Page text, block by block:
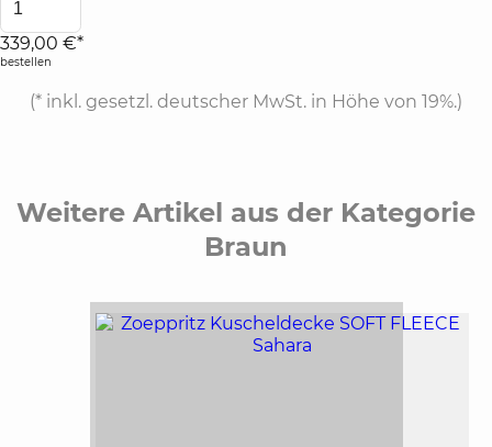
339,00 €*
bestellen
(* inkl. gesetzl. deutscher MwSt. in Höhe von 19%.)
Weitere Artikel aus der Kategorie
Braun